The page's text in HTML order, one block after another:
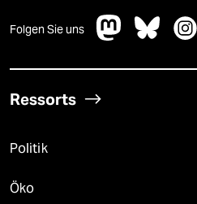
Folgen Sie uns
Ressorts
Politik
Öko